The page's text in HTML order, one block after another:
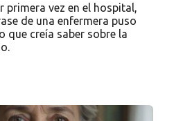
primera vez en el hospital,
de una enfermera puso
que creía saber sobre la